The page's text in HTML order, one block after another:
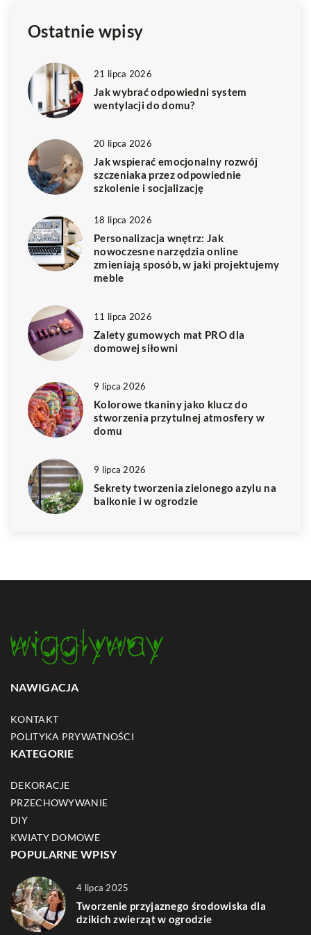
Ostatnie wpisy
21 lipca 2026
Jak wybrać odpowiedni system
wentylacji do domu?
20 lipca 2026
Jak wspierać emocjonalny rozwój
szczeniaka przez odpowiednie
szkolenie i socjalizację
18 lipca 2026
Personalizacja wnętrz: Jak
nowoczesne narzędzia online
zmieniają sposób, w jaki projektujemy
meble
11 lipca 2026
Zalety gumowych mat PRO dla
domowej siłowni
9 lipca 2026
Kolorowe tkaniny jako klucz do
stworzenia przytulnej atmosfery w
domu
9 lipca 2026
Sekrety tworzenia zielonego azylu na
balkonie i w ogrodzie
NAWIGACJA
KONTAKT
POLITYKA PRYWATNOŚCI
KATEGORIE
DEKORACJE
PRZECHOWYWANIE
DIY
KWIATY DOMOWE
POPULARNE WPISY
4 lipca 2025
Tworzenie przyjaznego środowiska dla
dzikich zwierząt w ogrodzie